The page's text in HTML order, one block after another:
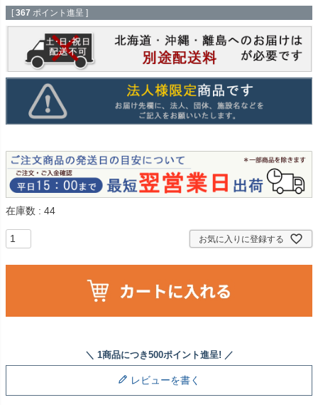
[ 367 ポイント進呈 ]
在庫数 44
お気に入りに登録する
レビューを書く